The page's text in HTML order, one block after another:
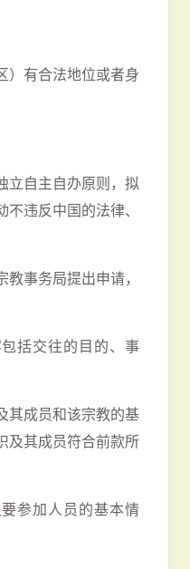
）有合法地位或者身
立自主自办原则，拟
违反中国的法律、
教事务局提出申请，
包括交往的目的、事
其成员和该宗教的基
及其成员符合前款所
要参加人员的基本情